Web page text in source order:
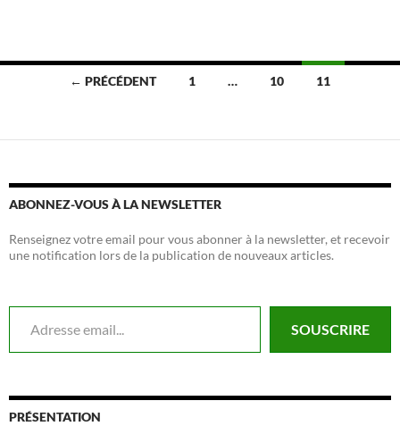
Navigation
articles
← PRÉCÉDENT 1 … 10 11
ABONNEZ-VOUS À LA NEWSLETTER
Renseignez votre email pour vous abonner à la newsletter, et recevoir
une notification lors de la publication de nouveaux articles.
Adresse email...
SOUSCRIRE
PRÉSENTATION